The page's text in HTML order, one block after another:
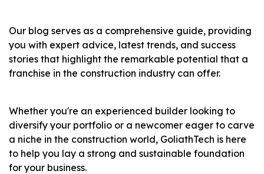
Our blog serves as a comprehensive guide, providing
you with expert advice, latest trends, and success
stories that highlight the remarkable potential that a
franchise in the construction industry can offer.
Whether you're an experienced builder looking to
diversify your portfolio or a newcomer eager to carve
a niche in the construction world, GoliathTech is here
to help you lay a strong and sustainable foundation
for your business.